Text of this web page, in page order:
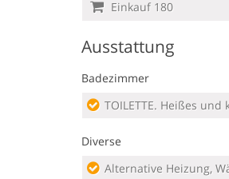
Einkauf 180
Ausstattung
Badezimmer
TOILETTE. Heißes und
Diverse
Alternative Heizung,